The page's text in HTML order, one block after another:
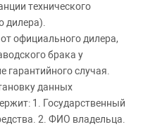
технического
дилера).
официального дилера,
брака у
гарантийного случая.
данных
1. Государственный
2. ФИО владельца.